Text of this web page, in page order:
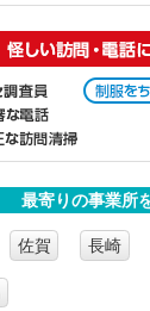
最寄りの事業所
佐賀 長崎